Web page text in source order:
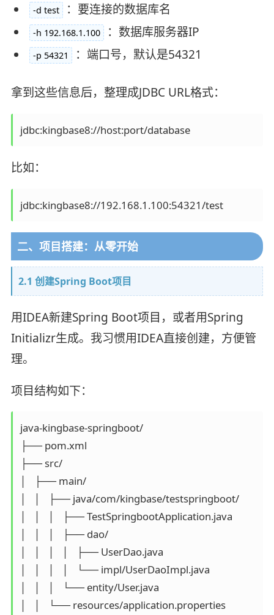
-d test ：要连接的数据库名
-h 192.168.1.100 ：数据库服务器IP
-p 54321 ：端口号，默认是54321
拿到这些信息后，整理成JDBC URL格式：
jdbc:kingbase8://host:port/database
比如：
jdbc:kingbase8://192.168.1.100:54321/test
二、项目搭建：从零开始
2.1 创建Spring Boot项目
用IDEA新建Spring Boot项目，或者用Spring
Initializr生成。我习惯用IDEA直接创建，方便管
理。
项目结构如下：
java-kingbase-springboot/
├── pom.xml
├── src/
│   ├── main/
│   │   ├── java/com/kingbase/testspringboot/
│   │   │   ├── TestSpringbootApplication.java
│   │   │   ├── dao/
│   │   │   │   ├── UserDao.java
│   │   │   │   └── impl/UserDaoImpl.java
│   │   │   └── entity/User.java
│   │   └── resources/application.properties